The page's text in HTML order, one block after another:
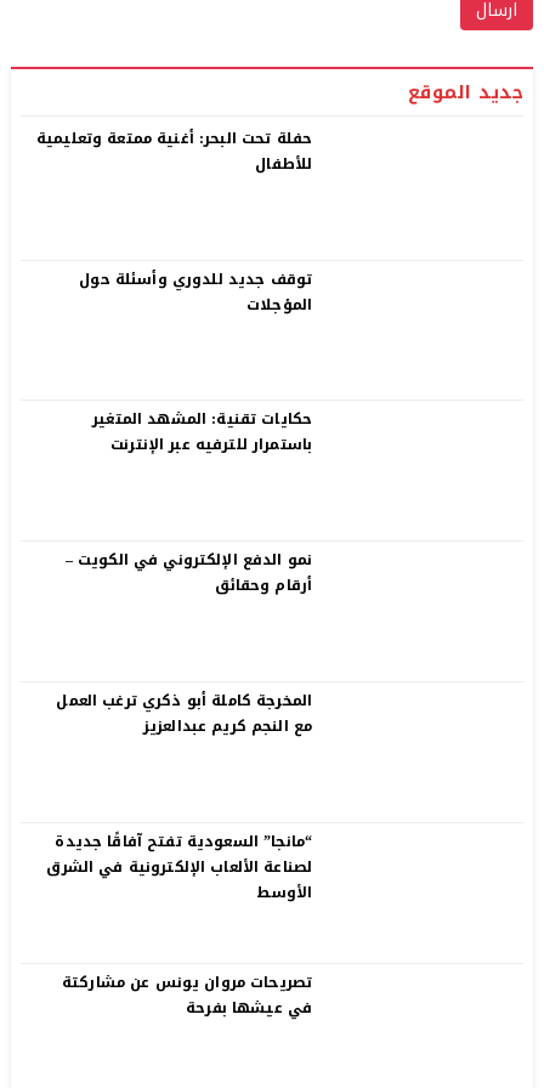
جديد الموقع
حفلة تحت البحر: أغنية ممتعة وتعليمية
للأطفال
توقف جديد للدوري وأسئلة حول
المؤجلات
حكايات تقنية: المشهد المتغير
باستمرار للترفيه عبر الإنترنت
نمو الدفع الإلكتروني في الكويت –
أرقام وحقائق
المخرجة كاملة أبو ذكري ترغب العمل
مع النجم كريم عبدالعزيز
“مانجا” السعودية تفتح آفاقًا جديدة
لصناعة الألعاب الإلكترونية في الشرق
الأوسط
تصريحات مروان يونس عن مشاركتة
في عيشها بفرحة